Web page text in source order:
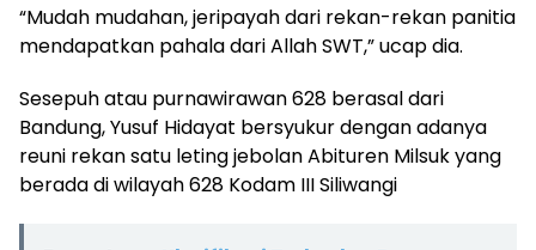
“Mudah mudahan, jeripayah dari rekan-rekan panitia
mendapatkan pahala dari Allah SWT,” ucap dia.
Sesepuh atau purnawirawan 628 berasal dari
Bandung, Yusuf Hidayat bersyukur dengan adanya
reuni rekan satu leting jebolan Abituren Milsuk yang
berada di wilayah 628 Kodam III Siliwangi